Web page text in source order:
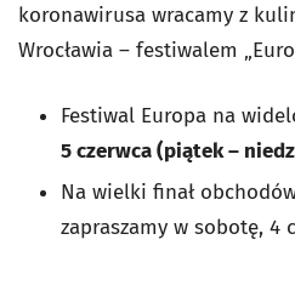
koronawirusa wracamy z
Wrocławia – festiwalem
Festiwal Europa na
5 czerwca (piątek –
Na wielki finał
zapraszamy w sobotę, 4